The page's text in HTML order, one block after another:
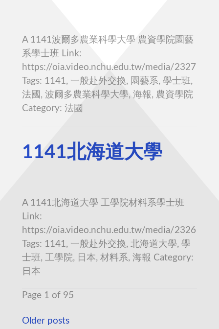
A 1141波爾多農業科學大學 農資學院園藝
系學士班 Link:
https://oia.video.nchu.edu.tw/media/2327
Tags: 1141, 一般赴外交換, 園藝系, 學士班,
法國, 波爾多農業科學大學, 海報, 農資學院
Category: 法國
1141北海道大學
A 1141北海道大學 工學院材料系學士班
Link:
https://oia.video.nchu.edu.tw/media/2326
Tags: 1141, 一般赴外交換, 北海道大學, 學
士班, 工學院, 日本, 材料系, 海報 Category:
日本
Page 1 of 95
Older posts